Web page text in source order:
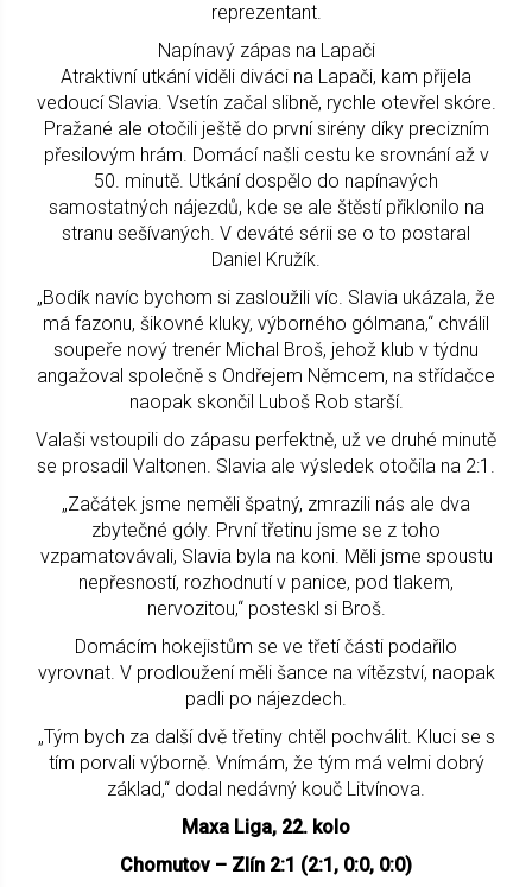
reprezentant.
Napínavý zápas na Lapači
Atraktivní utkání viděli diváci na Lapači, kam přijela
vedoucí Slavia. Vsetín začal slibně, rychle otevřel skóre.
Pražané ale otočili ještě do první sirény díky precizním
přesilovým hrám. Domácí našli cestu ke srovnání až v
50. minutě. Utkání dospělo do napínavých
samostatných nájezdů, kde se ale štěstí přiklonilo na
stranu sešívaných. V deváté sérii se o to postaral
Daniel Kružík.
„Bodík navíc bychom si zasloužili víc. Slavia ukázala, že
má fazonu, šikovné kluky, výborného gólmana,“ chválil
soupeře nový trenér Michal Broš, jehož klub v týdnu
angažoval společně s Ondřejem Němcem, na střídačce
naopak skončil Luboš Rob starší.
Valaši vstoupili do zápasu perfektně, už ve druhé minutě
se prosadil Valtonen. Slavia ale výsledek otočila na 2:1.
„Začátek jsme neměli špatný, zmrazili nás ale dva
zbytečné góly. První třetinu jsme se z toho
vzpamatovávali, Slavia byla na koni. Měli jsme spoustu
nepřesností, rozhodnutí v panice, pod tlakem,
nervozitou,“ posteskl si Broš.
Domácím hokejistům se ve třetí části podařilo
vyrovnat. V prodloužení měli šance na vítězství, naopak
padli po nájezdech.
„Tým bych za další dvě třetiny chtěl pochválit. Kluci se s
tím porvali výborně. Vnímám, že tým má velmi dobrý
základ,“ dodal nedávný kouč Litvínova.
Maxa Liga, 22. kolo
Chomutov – Zlín 2:1 (2:1, 0:0, 0:0)